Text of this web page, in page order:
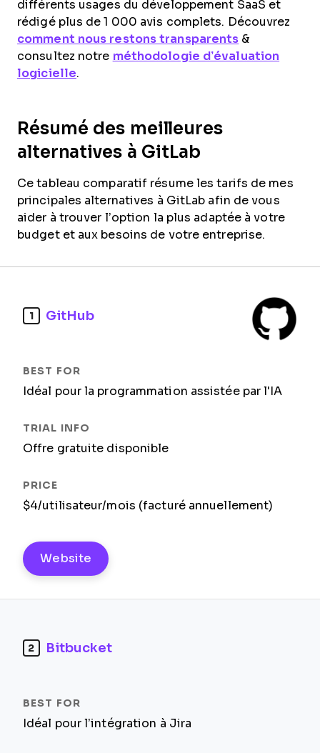
différents usages du développement SaaS et
rédigé plus de 1 000 avis complets. Découvrez
comment nous restons transparents &
consultez notre méthodologie d’évaluation
logicielle.
Résumé des meilleures
alternatives à GitLab
Ce tableau comparatif résume les tarifs de mes
principales alternatives à GitLab afin de vous
aider à trouver l’option la plus adaptée à votre
budget et aux besoins de votre entreprise.
1 GitHub
Idéal pour la programmation assistée par l'IA
Offre gratuite disponible
$4/utilisateur/mois (facturé annuellement)
Website
2 Bitbucket
Idéal pour l’intégration à Jira